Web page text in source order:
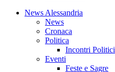
News Alessandria
News
Cronaca
Politica
Incontri Politici
Eventi
Feste e Sagre